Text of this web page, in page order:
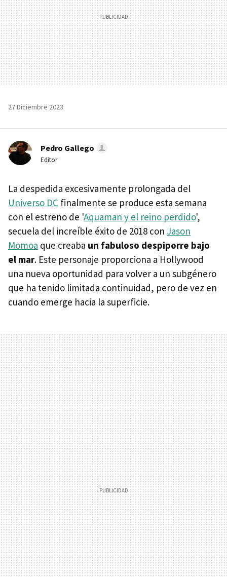
27 Diciembre 2023
Pedro Gallego
Editor
La despedida excesivamente prolongada del
Universo DC finalmente se produce esta semana
con el estreno de 'Aquaman y el reino perdido',
secuela del increíble éxito de 2018 con Jason
Momoa que creaba un fabuloso despiporre bajo
el mar. Este personaje proporciona a Hollywood
una nueva oportunidad para volver a un subgénero
que ha tenido limitada continuidad, pero de vez en
cuando emerge hacia la superficie.